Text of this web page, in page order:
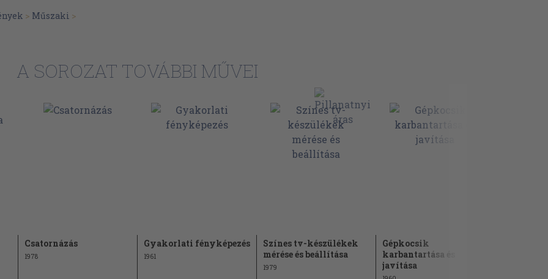
27
> Műszaki >
A SOROZAT TOVÁBBI MŰVEI
Csatornázás
1978
Gyakorlati fényképezés
1961
Színes tv-készülékek
mérése és beállítása
1979
Gépkocsik
karbantartása és
javítása